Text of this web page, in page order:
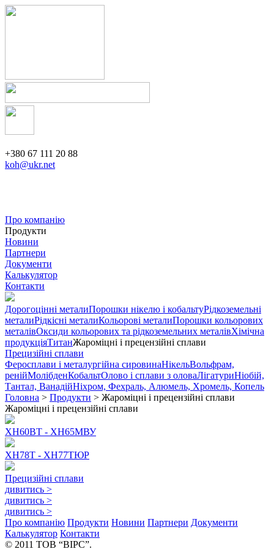
+380 67 111 20 88
koh@ukr.net
Про компанію
Продукти
Новини
Партнери
Документи
Калькулятор
Контакти
Дорогоцінні металиПорошки нікелю і кобальтуРідкоземельні
металиРідкісні металиКольорові металиПорошки кольорових
металівОксиди кольорових та рідкоземельних металівХімічна
продукціяТитанЖароміцні і прецензійні сплави
Прецизійні сплави
Феросплави і металургійна сировинаНікельВольфрам,
ренійМолібденКобальтОлово і сплави з оловаЛігатуриНіобій,
Тантал, ВанадійНіхром, Фехраль, Алюмель, Хромель, Копель
Головна > Продукти > Жароміцні і прецензійні сплави
Жароміцні і прецензійні сплави
ХН60ВТ - ХН65МВУ
ХН78Т - ХН77ТЮР
Прецизійні сплави
дивитись >
дивитись >
дивитись >
Про компанію Продукти Новини Партнери Документи
Калькулятор Контакти
© 2011 ТОВ “ВІРС”.